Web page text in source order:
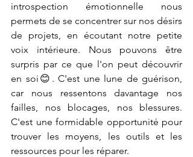
introspection émotionnelle nous
permets de se concentrer sur nos désirs
de projets, en écoutant notre petite
voix intérieure. Nous pouvons être
surpris par ce que l'on peut découvrir
en soi😊. C'est une lune de guérison,
car nous ressentons davantage nos
failles, nos blocages, nos blessures.
C'est une formidable opportunité pour
trouver les moyens, les outils et les
ressources pour les réparer.